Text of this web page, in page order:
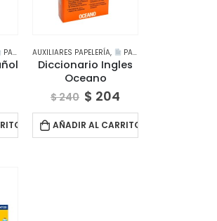
PAPELERÍA CREATIVA AUXILIARES PAPELERÍA, PAPELERÍA CREATIVA
Diccionario Ingles
Oceano
$240 $ 204
AÑADIR AL CARRITO